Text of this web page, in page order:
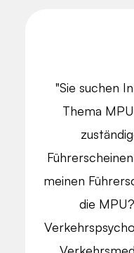
"Sie suchen
Thema
meinen
die